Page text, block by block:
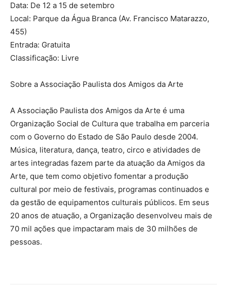
Data: De 12 a 15 de setembro
Local: Parque da Água Branca (Av. Francisco Matarazzo,
455)
Entrada: Gratuita
Classificação: Livre
Sobre a Associação Paulista dos Amigos da Arte
A Associação Paulista dos Amigos da Arte é uma
Organização Social de Cultura que trabalha em parceria
com o Governo do Estado de São Paulo desde 2004.
Música, literatura, dança, teatro, circo e atividades de
artes integradas fazem parte da atuação da Amigos da
Arte, que tem como objetivo fomentar a produção
cultural por meio de festivais, programas continuados e
da gestão de equipamentos culturais públicos. Em seus
20 anos de atuação, a Organização desenvolveu mais de
70 mil ações que impactaram mais de 30 milhões de
pessoas.